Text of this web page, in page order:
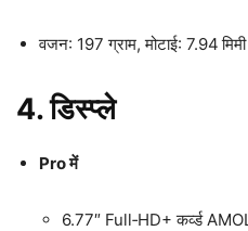
वजन: 197 ग्राम, मोटाई: 7.94 मिमी
4. डिस्प्ले
Pro में
6.77″ Full‑HD+ कर्व्ड